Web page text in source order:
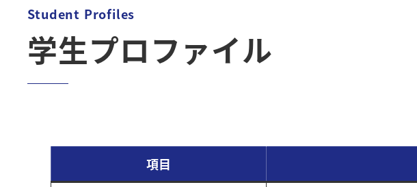
Student Profiles
学生プロファイル
項目